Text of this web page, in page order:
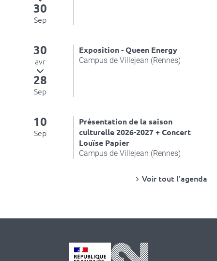
30
Sep
30
avr
28
Sep
Exposition - Queen Energy
Campus de Villejean (Rennes)
10
Sep
Présentation de la saison
culturelle 2026-2027 + Concert
Louïse Papier
Campus de Villejean (Rennes)
Voir tout l'agenda